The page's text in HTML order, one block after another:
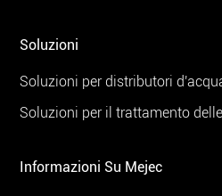
Soluzioni
Soluzioni per distributori
Soluzioni per il trattamento
Informazioni Su Mejec